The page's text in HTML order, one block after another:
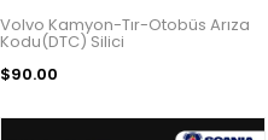
Volvo Kamyon-Tır-Otobüs Arıza
Kodu(DTC) Silici
$90.00